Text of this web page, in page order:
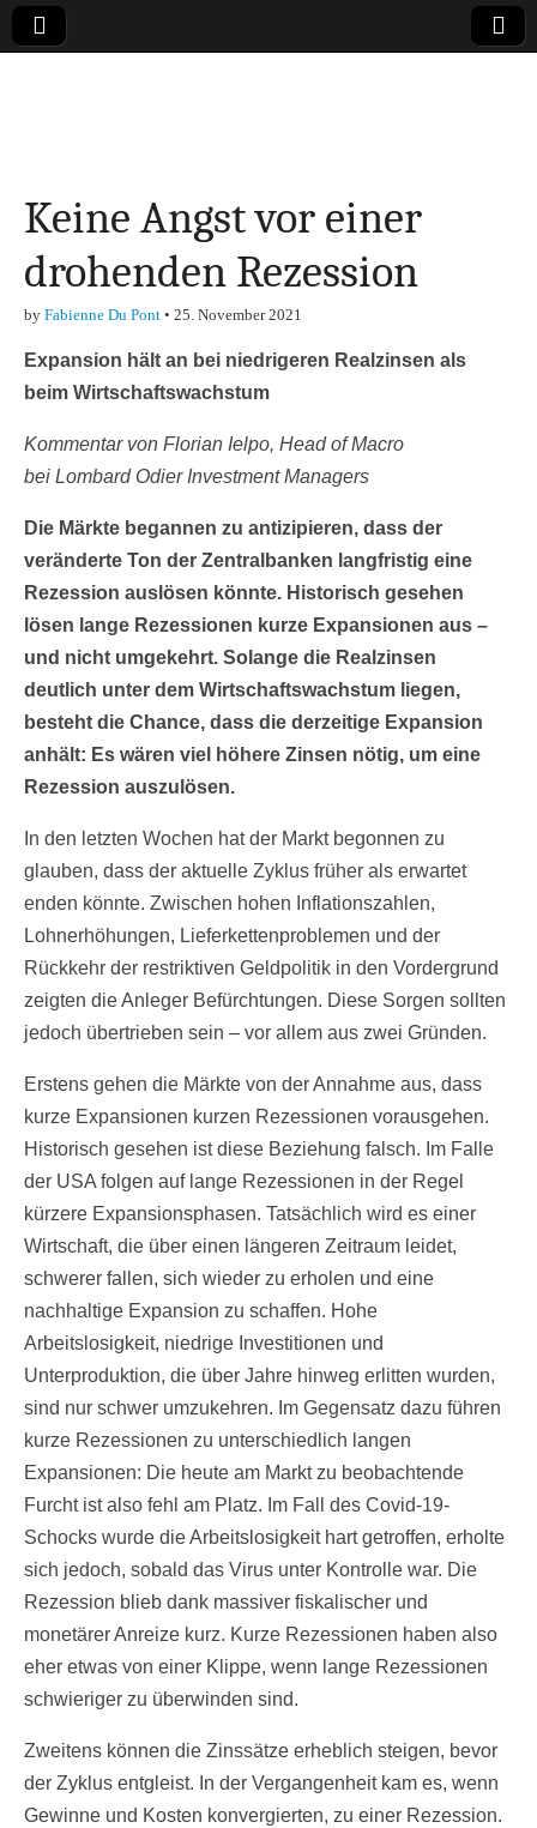
Finanzen,
Marketing-, Vertrieb-
& Investment-Tipps
Keine Angst vor einer
drohenden Rezession
by Fabienne Du Pont • 25. November 2021
Expansion hält an bei niedrigeren Realzinsen als
beim Wirtschaftswachstum
Kommentar von Florian Ielpo, Head of Macro
bei Lombard Odier Investment Managers
Die Märkte begannen zu antizipieren, dass der
veränderte Ton der Zentralbanken langfristig eine
Rezession auslösen könnte. Historisch gesehen
lösen lange Rezessionen kurze Expansionen aus –
und nicht umgekehrt. Solange die Realzinsen
deutlich unter dem Wirtschaftswachstum liegen,
besteht die Chance, dass die derzeitige Expansion
anhält: Es wären viel höhere Zinsen nötig, um eine
Rezession auszulösen.
In den letzten Wochen hat der Markt begonnen zu
glauben, dass der aktuelle Zyklus früher als erwartet
enden könnte. Zwischen hohen Inflationszahlen,
Lohnerhöhungen, Lieferkettenproblemen und der
Rückkehr der restriktiven Geldpolitik in den Vordergrund
zeigten die Anleger Befürchtungen. Diese Sorgen sollten
jedoch übertrieben sein – vor allem aus zwei Gründen.
Erstens gehen die Märkte von der Annahme aus, dass
kurze Expansionen kurzen Rezessionen vorausgehen.
Historisch gesehen ist diese Beziehung falsch. Im Falle
der USA folgen auf lange Rezessionen in der Regel
kürzere Expansionsphasen. Tatsächlich wird es einer
Wirtschaft, die über einen längeren Zeitraum leidet,
schwerer fallen, sich wieder zu erholen und eine
nachhaltige Expansion zu schaffen. Hohe
Arbeitslosigkeit, niedrige Investitionen und
Unterproduktion, die über Jahre hinweg erlitten wurden,
sind nur schwer umzukehren. Im Gegensatz dazu führen
kurze Rezessionen zu unterschiedlich langen
Expansionen: Die heute am Markt zu beobachtende
Furcht ist also fehl am Platz. Im Fall des Covid-19-
Schocks wurde die Arbeitslosigkeit hart getroffen, erholte
sich jedoch, sobald das Virus unter Kontrolle war. Die
Rezession blieb dank massiver fiskalischer und
monetärer Anreize kurz. Kurze Rezessionen haben also
eher etwas von einer Klippe, wenn lange Rezessionen
schwieriger zu überwinden sind.
Zweitens können die Zinssätze erheblich steigen, bevor
der Zyklus entgleist. In der Vergangenheit kam es, wenn
Gewinne und Kosten konvergierten, zu einer Rezession.